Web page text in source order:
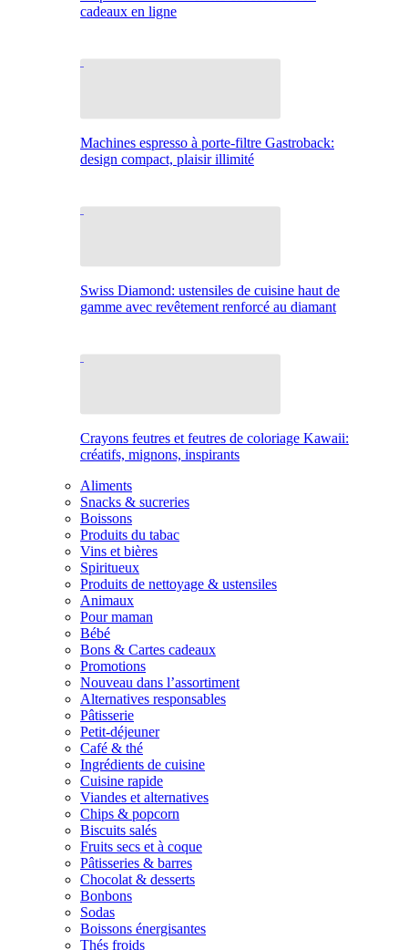
cadeaux en ligne
Machines espresso à porte-filtre Gastroback:
design compact, plaisir illimité
Swiss Diamond: ustensiles de cuisine haut de
gamme avec revêtement renforcé au diamant
Crayons feutres et feutres de coloriage Kawaii:
créatifs, mignons, inspirants
Aliments
Snacks & sucreries
Boissons
Produits du tabac
Vins et bières
Spiritueux
Produits de nettoyage & ustensiles
Animaux
Pour maman
Bébé
Bons & Cartes cadeaux
Promotions
Nouveau dans l’assortiment
Alternatives responsables
Pâtisserie
Petit-déjeuner
Café & thé
Ingrédients de cuisine
Cuisine rapide
Viandes et alternatives
Chips & popcorn
Biscuits salés
Fruits secs et à coque
Pâtisseries & barres
Chocolat & desserts
Bonbons
Sodas
Boissons énergisantes
Thés froids